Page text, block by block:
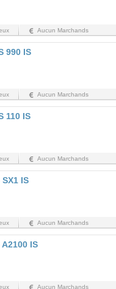
Aucun Marchands
990 IS
Aucun Marchands
110 IS
Aucun Marchands
IS
Aucun Marchands
IS
Aucun Marchands